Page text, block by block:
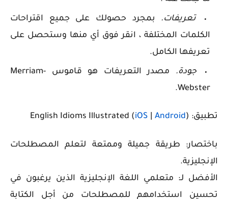
تعريفات. بمجرد حصولك على جميع اقتراحات
الكلمات المختلفة ، انقر فوق أي منها وستحصل على
تعريفها الكامل.
جودة.
مصدر التعريفات هو قاموس Merriam-
Webster.
تطبيق: English Idioms Illustrated ( iOS Android)
باختصار: طريقة جميلة وممتعة لتعلم المصطلحات
الإنجليزية.
الأفضل لـ: متعلمي اللغة الإنجليزية الذين يرغبون في
تحسين استخدامهم للمصطلحات من أجل الكتابة